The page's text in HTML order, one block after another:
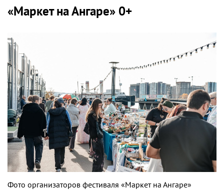
«Маркет на Ангаре» 0+
Фото организаторов фестиваля «Маркет на Ангаре»